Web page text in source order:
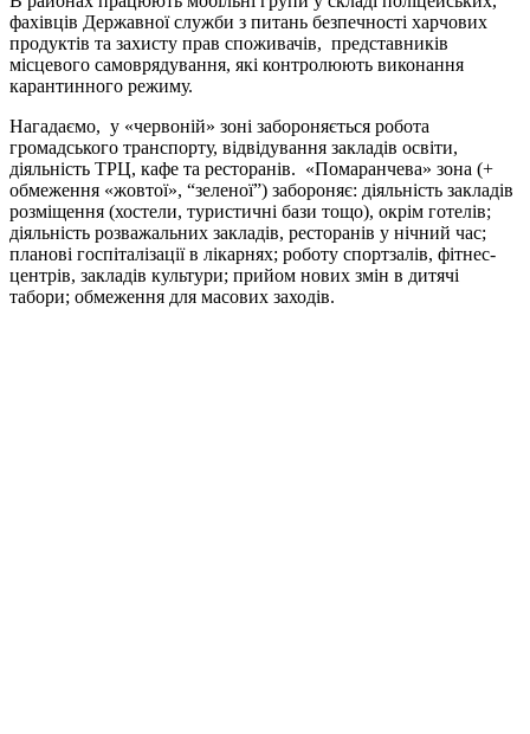
фахівців Державної служби з питань безпечності харчових
продуктів та захисту прав споживачів, представників
місцевого самоврядування, які контролюють виконання
карантинного режиму.
Нагадаємо, у «червоній» зоні забороняється робота
громадського транспорту, відвідування закладів освіти,
діяльність ТРЦ, кафе та ресторанів. «Помаранчева» зона (+
обмеження «жовтої», “зеленої”) забороняє: діяльність закладів
розміщення (хостели, туристичні бази тощо), окрім готелів;
діяльність розважальних закладів, ресторанів у нічний час;
планові госпіталізації в лікарнях; роботу спортзалів, фітнес-
центрів, закладів культури; прийом нових змін в дитячі
табори; обмеження для масових заходів.